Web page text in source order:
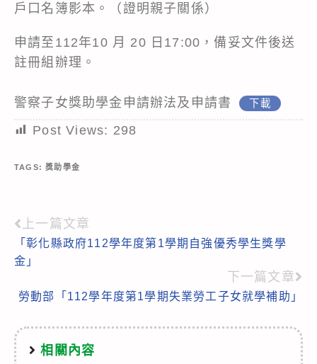
戶口名簿影本。（證明親子關係）
申請至112年10 月 20 日17:00，備妥文件後送
註冊組辦理。
警察子女獎助學金申請辦法及申請書 下載
Post Views: 298
TAGS:獎助學金
Read
more
上一篇文章
「彰化縣政府112學年度第1學期自強優秀學生獎學
金」
下一篇文章
勞動部「112學年度第1學期失業勞工子女就學補助」
相關內容